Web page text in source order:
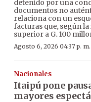
detenido por una
documentos no
relaciona con un
facturas que, según
superior a G. 100
Agosto 6, 2026 04:37 p. m.
Nacionales
Itaipú pone
mayores